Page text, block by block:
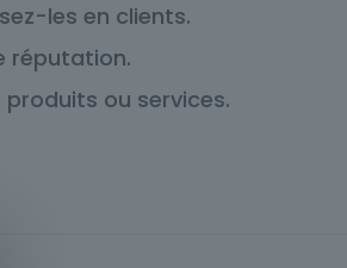
les en clients.
réputation.
ou services.